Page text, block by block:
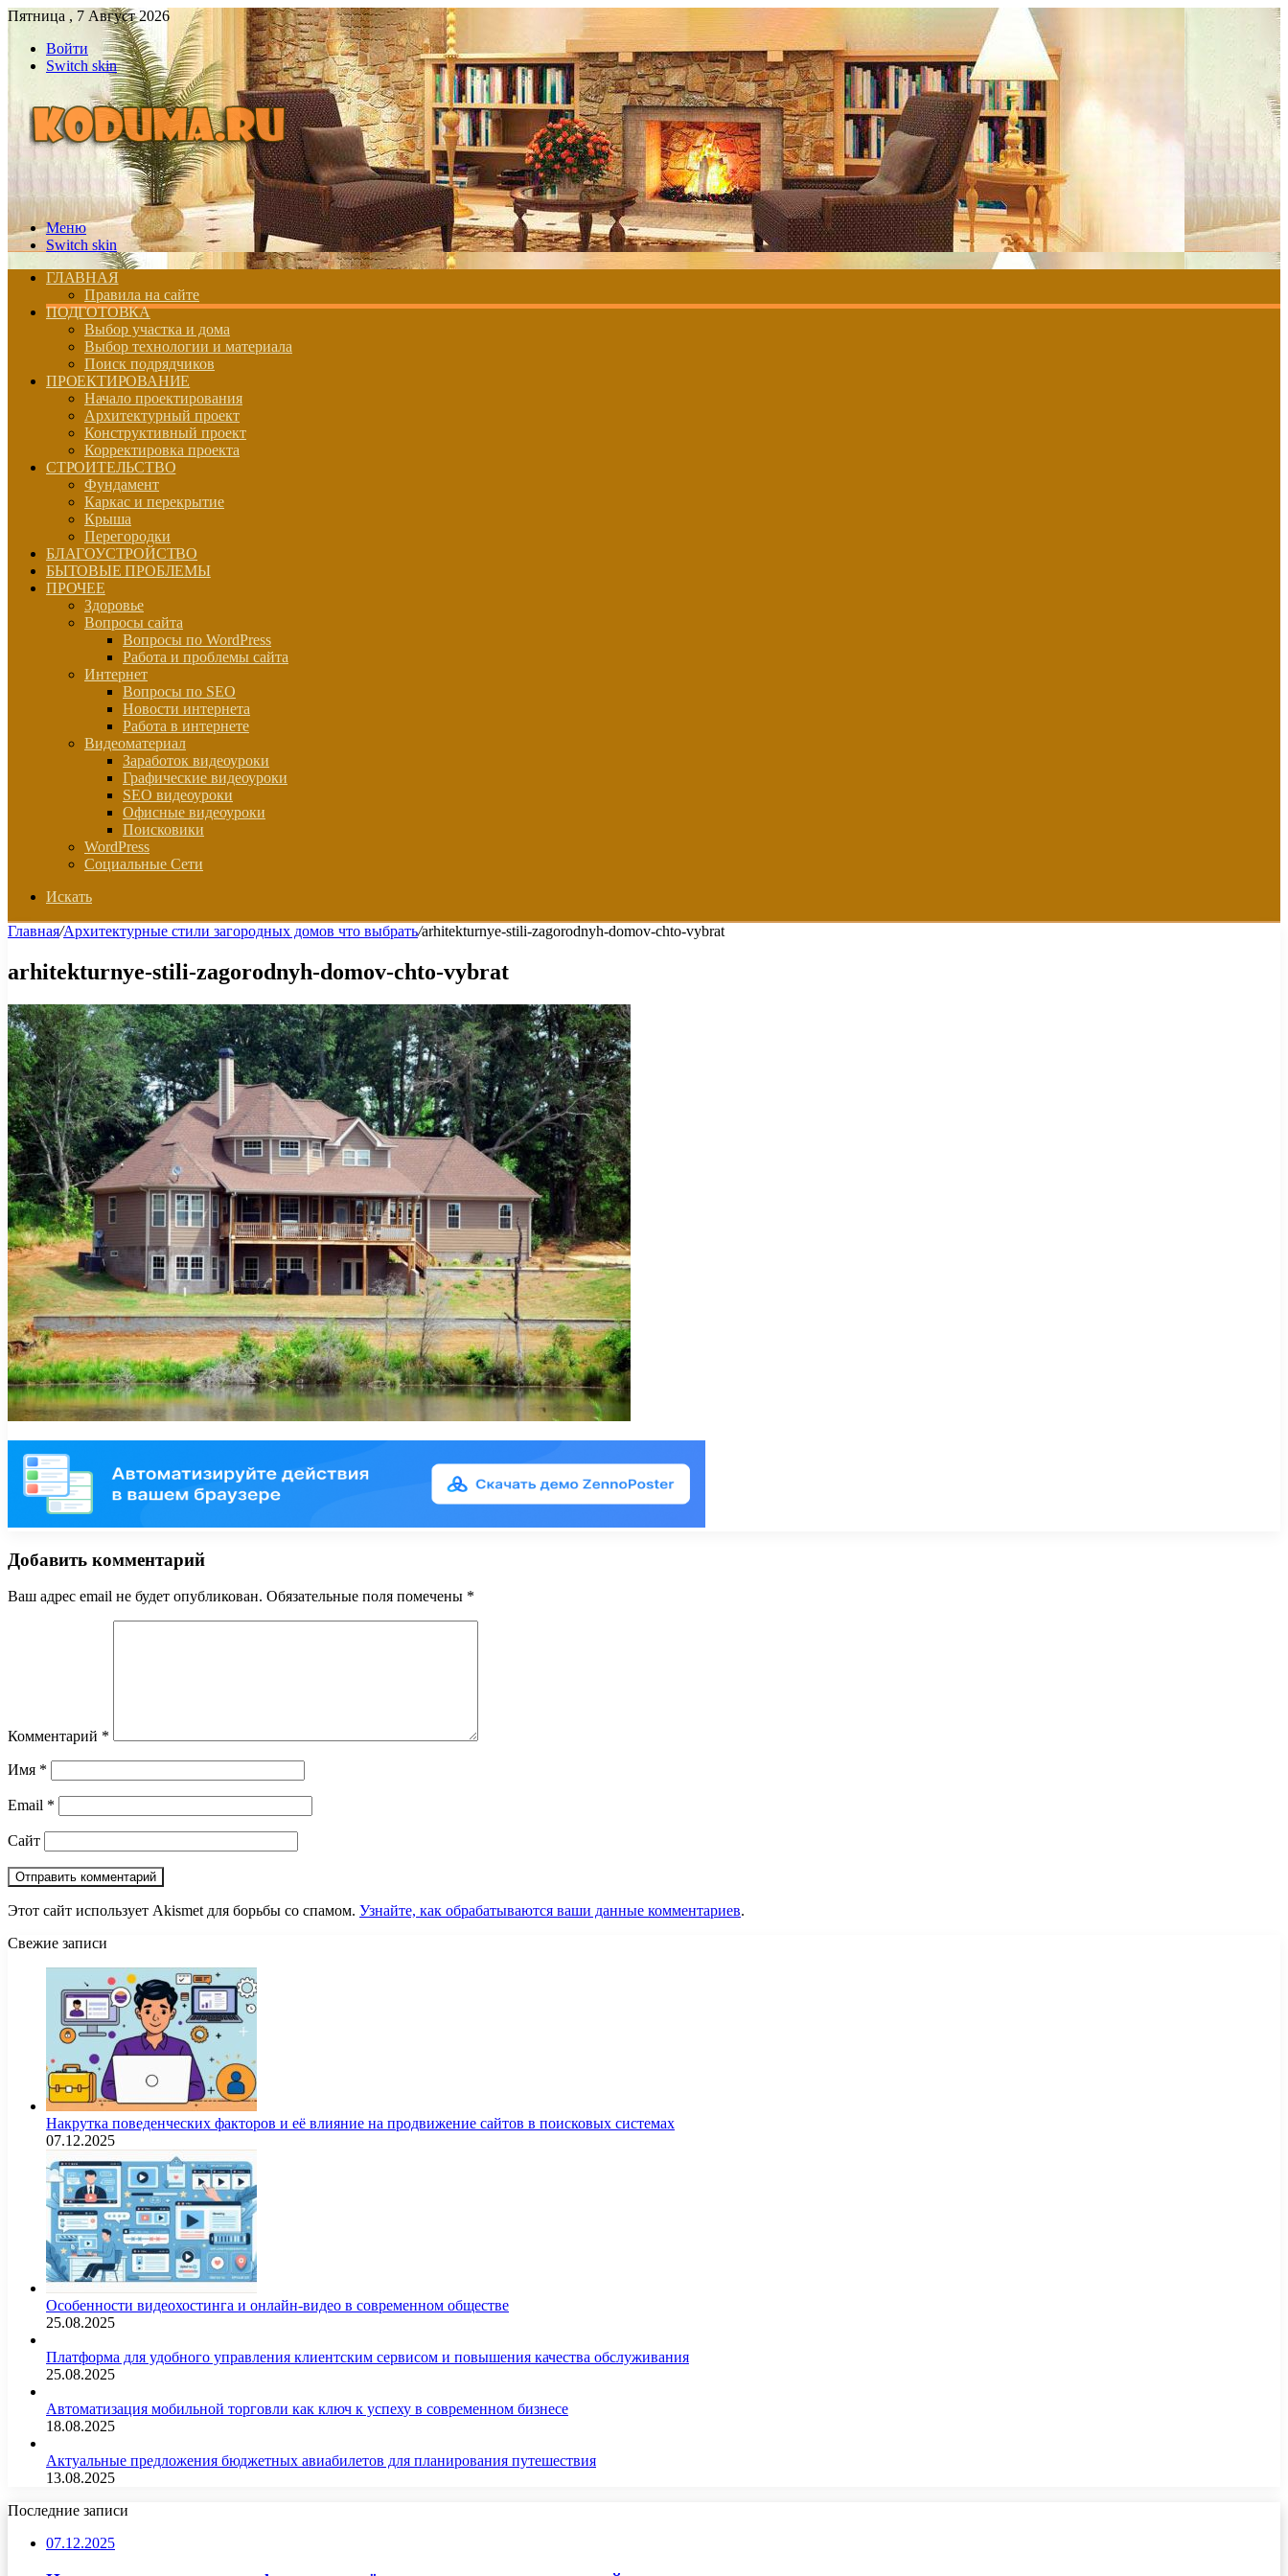
Пятница , 7 Август 2026
Войти
Switch skin
Меню
Switch skin
ГЛАВНАЯ
Правила на сайте
ПОДГОТОВКА
Выбор участка и дома
Выбор технологии и материала
Поиск подрядчиков
ПРОЕКТИРОВАНИЕ
Начало проектирования
Архитектурный проект
Конструктивный проект
Корректировка проекта
СТРОИТЕЛЬСТВО
Фундамент
Каркас и перекрытие
Крыша
Перегородки
БЛАГОУСТРОЙСТВО
БЫТОВЫЕ ПРОБЛЕМЫ
ПРОЧЕЕ
Здоровье
Вопросы сайта
Вопросы по WordPress
Работа и проблемы сайта
Интернет
Вопросы по SEO
Новости интернета
Работа в интернете
Видеоматериал
Заработок видеоуроки
Графические видеоуроки
SEO видеоуроки
Офисные видеоуроки
Поисковики
WordPress
Социальные Сети
Искать
Главная/Архитектурные стили загородных домов что выбрать/arhitekturnye-stili-zagorodnyh-domov-chto-vybrat
arhitekturnye-stili-zagorodnyh-domov-chto-vybrat
Добавить комментарий
Ваш адрес email не будет опубликован. Обязательные поля помечены *
Комментарий *
Имя *
Email *
Сайт
Этот сайт использует Akismet для борьбы со спамом. Узнайте, как обрабатываются ваши данные комментариев.
Свежие записи
Накрутка поведенческих факторов и её влияние на продвижение сайтов в поисковых системах
07.12.2025
Особенности видеохостинга и онлайн-видео в современном обществе
25.08.2025
Платформа для удобного управления клиентским сервисом и повышения качества обслуживания
25.08.2025
Автоматизация мобильной торговли как ключ к успеху в современном бизнесе
18.08.2025
Актуальные предложения бюджетных авиабилетов для планирования путешествия
13.08.2025
Последние записи
07.12.2025